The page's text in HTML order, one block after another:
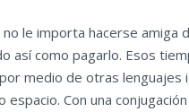
le importa hacerse
como pagarlo. Esos
medio de otras lenguajes
Con una